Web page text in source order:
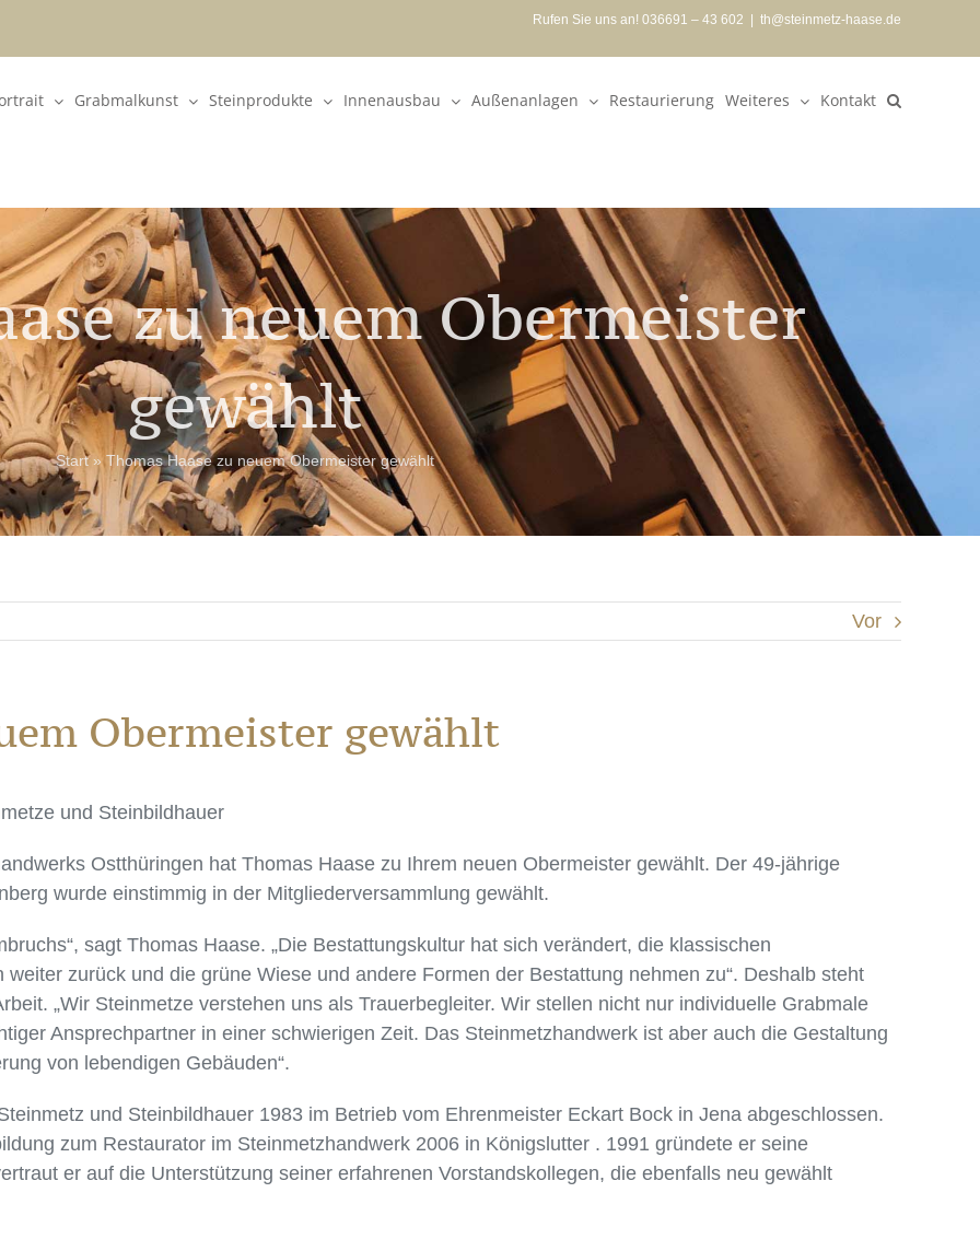
Rufen Sie uns an! 036691 – 43 602 th@steinmetz-haase.de
Grabmalkunst Steinprodukte Innenausbau Außenanlagen Restaurierung Weiteres Kontakt
zu neuem Obermeister
gewählt
Start»Thomas Haase zu neuem Obermeister gewählt
Vor
Obermeister gewählt
und Steinbildhauer
Ostthüringen hat Thomas Haase zu Ihrem neuen Obermeister gewählt. Der 49-jährige
wurde einstimmig in der Mitgliederversammlung gewählt.
sagt Thomas Haase. „Die Bestattungskultur hat sich verändert, die klassischen
zurück und die grüne Wiese und andere Formen der Bestattung nehmen zu“. Deshalb steht
„Wir Steinmetze verstehen uns als Trauerbegleiter. Wir stellen nicht nur individuelle Grabmale
Ansprechpartner in einer schwierigen Zeit. Das Steinmetzhandwerk ist aber auch die Gestaltung
von lebendigen Gebäuden“.
und Steinbildhauer 1983 im Betrieb vom Ehrenmeister Eckart Bock in Jena abgeschlossen.
zum Restaurator im Steinmetzhandwerk 2006 in Königslutter . 1991 gründete er seine
er auf die Unterstützung seiner erfahrenen Vorstandskollegen, die ebenfalls neu gewählt